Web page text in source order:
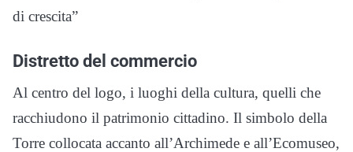
di crescita”
Distretto del commercio
Al centro del logo, i luoghi della cultura, quelli che
racchiudono il patrimonio cittadino. Il simbolo della
Torre collocata accanto all’Archimede e all’Ecomuseo,